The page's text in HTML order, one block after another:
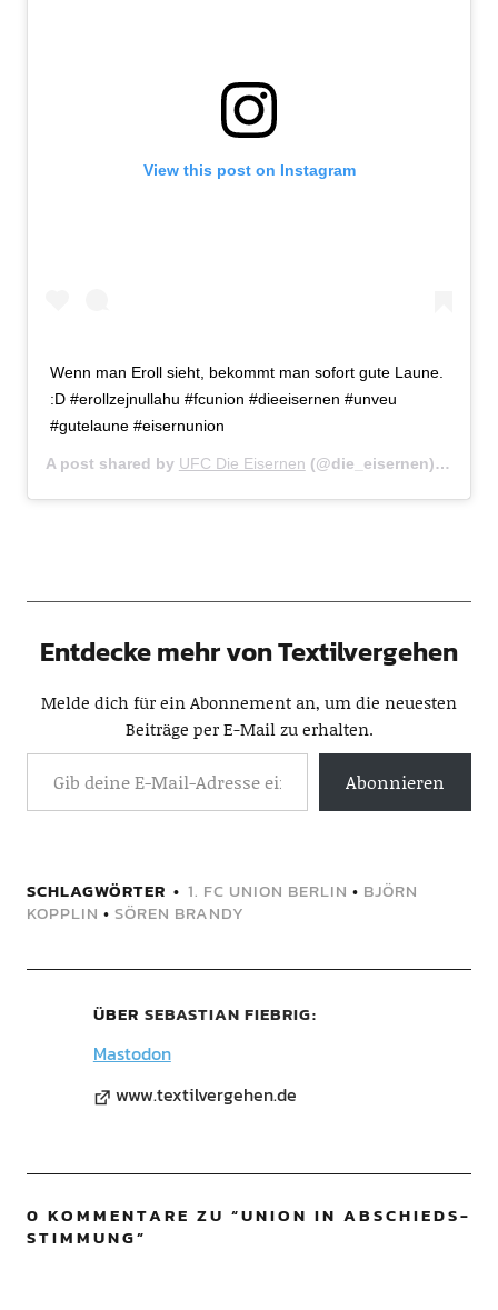
View this post on Instagram
Wenn man Eroll sieht, bekommt man sofort gute Laune.
:D #erollzejnullahu #fcunion #dieeisernen #unveu
#gutelaune #eisernunion
A post shared by UFC Die Eisernen (@die_eisernen) on
Entdecke mehr von Textilvergehen
Melde dich für ein Abonnement an, um die neuesten
Beiträge per E-Mail zu erhalten.
Abonnieren
SCHLAGWÖRTER 1. FC UNION BERLIN • BJÖRN
KOPPLIN • SÖREN BRANDY
ÜBER SEBASTIAN FIEBRIG
Mastodon
www.textilvergehen.de
0 KOMMENTARE ZU “UNION IN ABSCHIEDS-
STIMMUNG”